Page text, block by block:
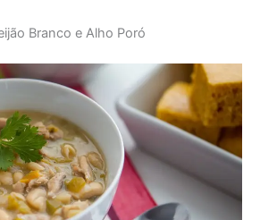
Branco e Alho Poró